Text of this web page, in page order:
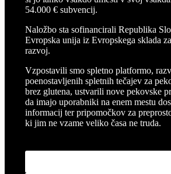
54.000 € subvencij.
Naložbo sta sofinancirali Republika
Evropska unija iz Evropskega sklada
razvoj.
Vzpostavili smo spletno platformo,
poenostavljenih spletnih tečajev za
brez glutena, ustvarili nove pekovske
da imajo uporabniki na enem mestu
informacij ter pripomočkov za
ki jim ne vzame veliko časa ne truda.